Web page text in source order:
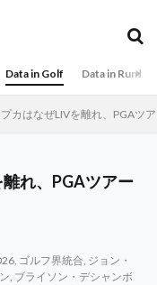
Data in Golf Data in
カはなぜLIVを離れ、PGAツ
れ、PGAツアー
, ゴルフ界統合, ジョン・
, ブライソン・デシャンボ